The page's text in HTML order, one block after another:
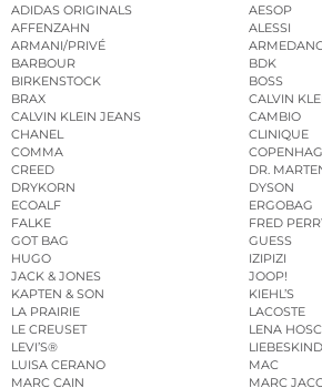
ADIDAS ORIGINALS
AESOP
AFFENZAHN
ALESSI
ARMANI/PRIVÉ
BARBOUR
BDK
BIRKENSTOCK
BOSS
BRAX
CALVIN
CALVIN KLEIN JEANS
CAMBIO
CHANEL
CLINIQUE
COMMA
CREED
DR.
DRYKORN
DYSON
ECOALF
ERGOBAG
FALKE
FRED
GOT BAG
GUESS
HUGO
IZIPIZI
JACK & JONES
JOOP!
KAPTEN & SON
KIEHL’S
LA PRAIRIE
LACOSTE
LE CREUSET
LENA
LEVI’S®
LUISA CERANO
MAC
MARC CAIN
MARC